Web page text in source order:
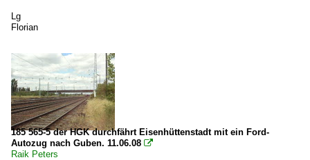
Lg
Florian
185 565-5 der HGK durchfährt Eisenhüttenstadt mit ein Ford-
Autozug nach Guben. 11.06.08 
Raik Peters